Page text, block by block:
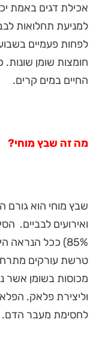
אכילת דגים באמת
למניעת תחלואות
לפחות פעמיים
חומצות שומן שונות.
החיים במים קרים.
מה זה שבץ מוחי?
שבץ מוחי הוא גורם
85%) ככל
טרשת עורקים
מכוסות בשומן אשר
וליצירת פלאק.
לחסימת מעבר הדם.